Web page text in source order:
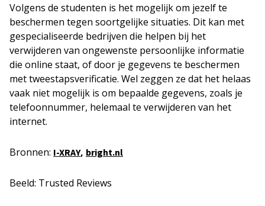
Volgens de studenten is het mogelijk om jezelf te
beschermen tegen soortgelijke situaties. Dit kan met
gespecialiseerde bedrijven die helpen bij het
verwijderen van ongewenste persoonlijke informatie
die online staat, of door je gegevens te beschermen
met tweestapsverificatie. Wel zeggen ze dat het helaas
vaak niet mogelijk is om bepaalde gegevens, zoals je
telefoonnummer, helemaal te verwijderen van het
internet.
Bronnen: I-XRAY, bright.nl
Beeld: Trusted Reviews